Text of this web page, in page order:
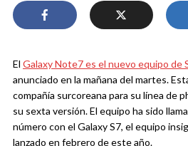
El Galaxy Note7 es el nuevo equipo de
anunciado en la mañana del martes.
compañía surcoreana para su línea de
su sexta versión. El equipo ha sido
número con el Galaxy S7, el equipo
lanzado en febrero de este año.